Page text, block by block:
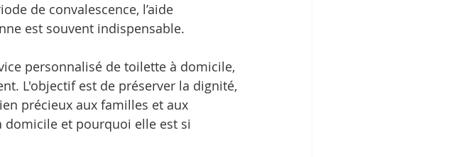
de convalescence, l’aide
est souvent indispensable.
personnalisé de toilette à domicile,
L'objectif est de préserver la dignité,
précieux aux familles et aux
domicile et pourquoi elle est si